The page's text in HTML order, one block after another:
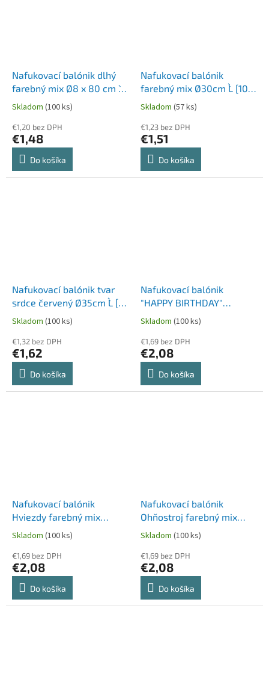
Nafukovací balónik dlhý
farebný mix Ø8 x 80 cm `L`
[10 ks]
Skladom (100 ks)
€1,20 bez DPH
€1,48
Do košíka
Nafukovací balónik
farebný mix Ø30cm `L` [10
ks]
Skladom (57 ks)
€1,23 bez DPH
€1,51
Do košíka
Nafukovací balónik tvar
srdce červený Ø35cm `L` [5
ks]
Skladom (100 ks)
€1,32 bez DPH
€1,62
Do košíka
Nafukovací balónik
"HAPPY BIRTHDAY"
farebný mix Ø30cm `L` [5
Skladom (100 ks)
€1,69 bez DPH
€2,08
Do košíka
Nafukovací balónik
Hviezdy farebný mix
Ø30cm `L` [5 ks]
Skladom (100 ks)
€1,69 bez DPH
€2,08
Do košíka
Nafukovací balónik
Ohňostroj farebný mix
Ø30cm `L` [5 ks]
Skladom (100 ks)
€1,69 bez DPH
€2,08
Do košíka